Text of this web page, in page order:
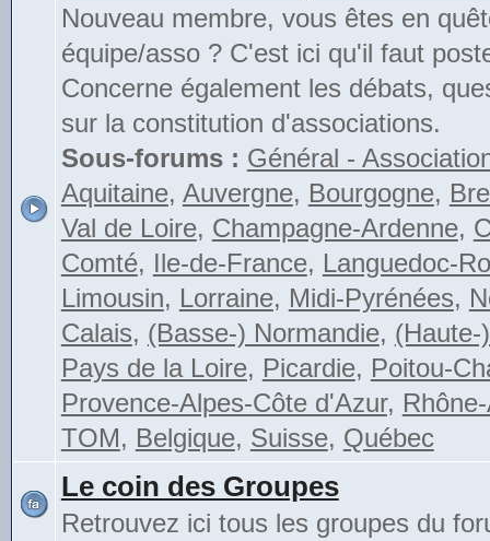
Nouveau membre, vous êtes en
équipe/asso ? C'est ici qu'il faut
Concerne également les débats,
sur la constitution d'associations.
Sous-forums : Général -
Aquitaine, Auvergne, Bourgogne,
Val de Loire, Champagne-Ardenne,
Comté, Ile-de-France, Languedoc-
Limousin, Lorraine, Midi-Pyrénées,
Calais, (Basse-) Normandie, (Haute-
Pays de la Loire, Picardie, Poitou-
Provence-Alpes-Côte d'Azur,
TOM, Belgique, Suisse, Québec
Le coin des Groupes
Retrouvez ici tous les groupes du